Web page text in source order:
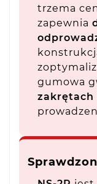
trzema
zapewnia
gumowa
zakrętach